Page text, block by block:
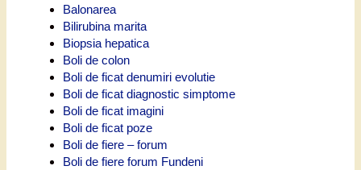
Balonarea
Bilirubina marita
Biopsia hepatica
Boli de colon
Boli de ficat denumiri evolutie
Boli de ficat diagnostic simptome
Boli de ficat imagini
Boli de ficat poze
Boli de fiere – forum
Boli de fiere forum Fundeni